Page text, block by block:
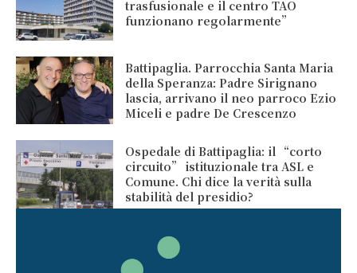
trasfusionale e il centro TAO
funzionano regolarmente”
Battipaglia. Parrocchia Santa Maria
della Speranza: Padre Sirignano
lascia, arrivano il neo parroco Ezio
Miceli e padre De Crescenzo
Ospedale di Battipaglia: il “corto
circuito” istituzionale tra ASL e
Comune. Chi dice la verità sulla
stabilità del presidio?